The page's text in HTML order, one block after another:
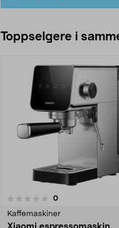
Toppselgere i
0anmeldelser
Kaffemaskiner
4.5 av 5 stjerner